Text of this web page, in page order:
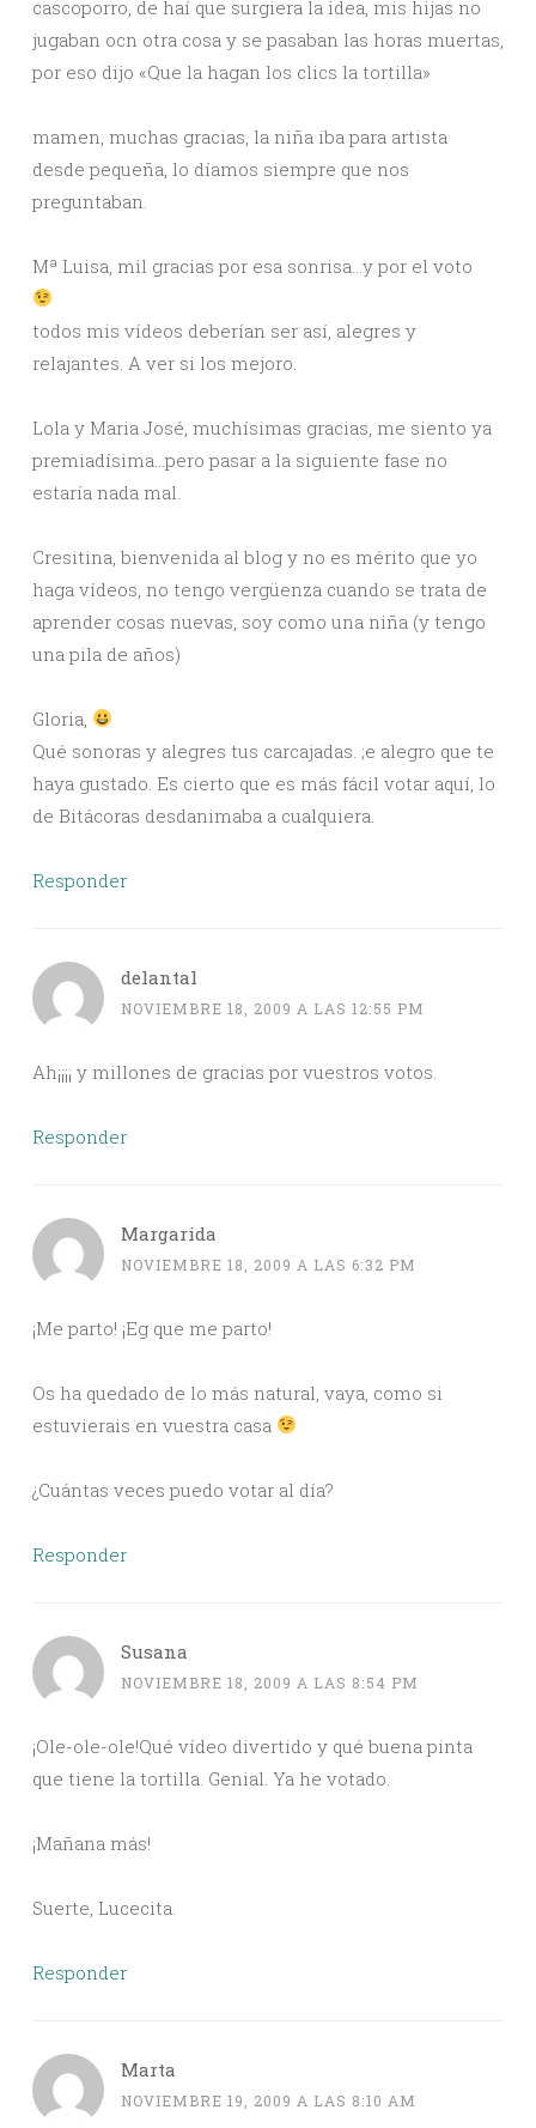
cascoporro, de haí que surgiera la idea, mis hijas no
jugaban ocn otra cosa y se pasaban las horas muertas,
por eso dijo «Que la hagan los clics la tortilla»
mamen, muchas gracias, la niña iba para artista
desde pequeña, lo díamos siempre que nos
preguntaban.
Mª Luisa, mil gracias por esa sonrisa…y por el voto
todos mis vídeos deberían ser así, alegres y
relajantes. A ver si los mejoro.
Lola y Maria José, muchísimas gracias, me siento ya
premiadísima…pero pasar a la siguiente fase no
estaría nada mal.
Cresitina, bienvenida al blog y no es mérito que yo
haga vídeos, no tengo vergüenza cuando se trata de
aprender cosas nuevas, soy como una niña (y tengo
una pila de años)
Gloria,
Qué sonoras y alegres tus carcajadas. ;e alegro que te
haya gustado. Es cierto que es más fácil votar aquí, lo
de Bitácoras desdanimaba a cualquiera.
Responder
delantal
NOVIEMBRE 18, 2009 A LAS 12:55 PM
Ah¡¡¡¡ y millones de gracias por vuestros votos.
Responder
Margarida
NOVIEMBRE 18, 2009 A LAS 6:32 PM
¡Me parto! ¡Eg que me parto!
Os ha quedado de lo más natural, vaya, como si
estuvierais en vuestra casa
¿Cuántas veces puedo votar al día?
Responder
Susana
NOVIEMBRE 18, 2009 A LAS 8:54 PM
¡Ole-ole-ole!Qué vídeo divertido y qué buena pinta
que tiene la tortilla. Genial. Ya he votado.
¡Mañana más!
Suerte, Lucecita.
Responder
Marta
NOVIEMBRE 19, 2009 A LAS 8:10 AM